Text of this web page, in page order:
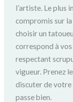
l’artiste. Le plus
compromis sur
choisir un
correspond à
respectant
vigueur. Prenez
discuter de
passe bien.